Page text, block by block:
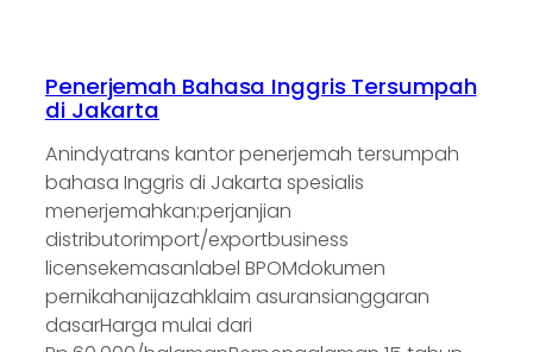
Penerjemah Bahasa Inggris Tersumpah
di Jakarta
Anindyatrans kantor penerjemah tersumpah
bahasa Inggris di Jakarta spesialis
menerjemahkan:perjanjian
distributorimport/exportbusiness
licensekemasanlabel BPOMdokumen
pernikahanijazahklaim asuransianggaran
dasarHarga mulai dari